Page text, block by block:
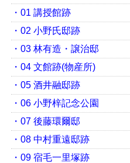
・01 講授館跡
・02 小野氏邸跡
・03 林有造・譲治邸
・04 文館跡(物産所)
・05 酒井融邸跡
・06 小野梓記念公園
・07 後藤環爾邸
・08 中村重遠邸跡
・09 宿毛一里塚跡